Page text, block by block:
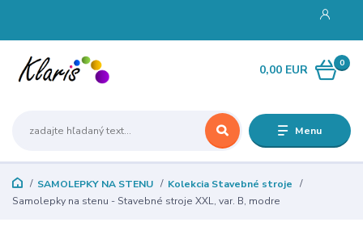
Menu
0
0,00 EUR
SAMOLEPKY NA STENU
Kolekcia Stavebné stroje
Samolepky na stenu - Stavebné stroje XXL, var. B, modre